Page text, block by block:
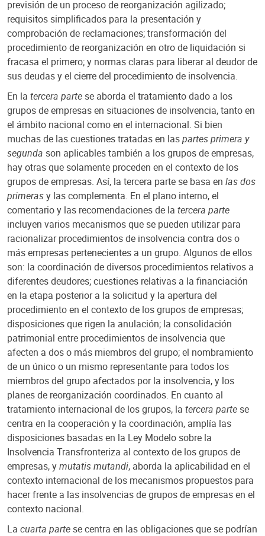
previsión de un proceso de reorganización agilizado;
requisitos simplificados para la presentación y
comprobación de reclamaciones; transformación del
procedimiento de reorganización en otro de liquidación si
fracasa el primero; y normas claras para liberar al deudor de
sus deudas y el cierre del procedimiento de insolvencia.
En la tercera parte se aborda el tratamiento dado a los
grupos de empresas en situaciones de insolvencia, tanto en
el ámbito nacional como en el internacional. Si bien
muchas de las cuestiones tratadas en laspartes primera y
segunda son aplicables también a los grupos de empresas,
hay otras que solamente proceden en el contexto de los
grupos de empresas. Así, la tercera parte se basa en las dos
primerasy las complementa. En el plano interno, el
comentario y las recomendaciones de la tercera parte
incluyen varios mecanismos que se pueden utilizar para
racionalizar procedimientos de insolvencia contra dos o
más empresas pertenecientes a un grupo. Algunos de ellos
son: la coordinación de diversos procedimientos relativos a
diferentes deudores; cuestiones relativas a la financiación
en la etapa posterior a la solicitud y la apertura del
procedimiento en el contexto de los grupos de empresas;
disposiciones que rigen la anulación; la consolidación
patrimonial entre procedimientos de insolvencia que
afecten a dos o más miembros del grupo; el nombramiento
de un único o un mismo representante para todos los
miembros del grupo afectados por la insolvencia, y los
planes de reorganización coordinados. En cuanto al
tratamiento internacional de los grupos, la tercera parte se
centra en la cooperación y la coordinación, amplía las
disposiciones basadas en la Ley Modelo sobre la
Insolvencia Transfronteriza al contexto de los grupos de
empresas, ymutatis mutandi, aborda la aplicabilidad en el
contexto internacional de los mecanismos propuestos para
hacer frente a las insolvencias de grupos de empresas en el
contexto nacional.
La cuarta parte se centra en las obligaciones que se podrían